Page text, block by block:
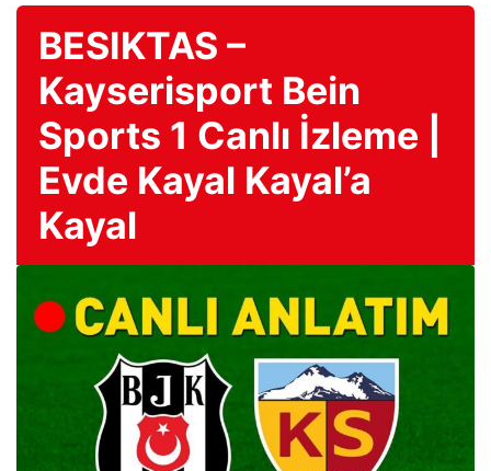
BESIKTAS –
Kayserisport Bein
Sports 1 Canlı İzleme |
Evde Kayal Kayal’a
Kayal